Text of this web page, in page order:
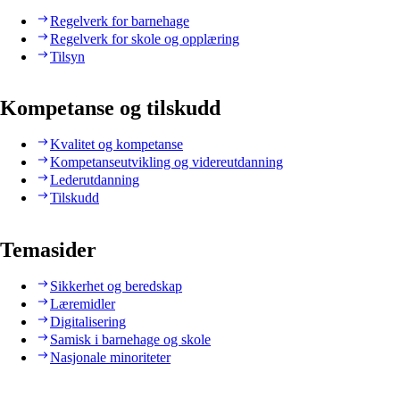
Regelverk for barnehage
Regelverk for skole og opplæring
Tilsyn
Kompetanse og tilskudd
Kvalitet og kompetanse
Kompetanseutvikling og videreutdanning
Lederutdanning
Tilskudd
Temasider
Sikkerhet og beredskap
Læremidler
Digitalisering
Samisk i barnehage og skole
Nasjonale minoriteter